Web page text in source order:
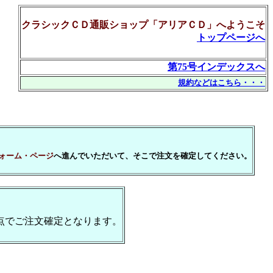
クラシックＣＤ通販ショップ「アリアＣＤ」へようこそ
トップページへ
第75号インデックスへ
規約などはこちら・・・
ーム・ページへ進んでいただいて、そこで注文を確定してください。
ご注文確定となります。